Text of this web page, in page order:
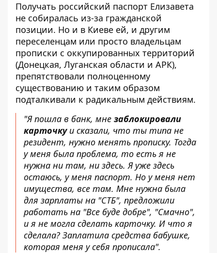
Получать российский паспорт Елизавета
не собиралась из-за гражданской
позиции. Но и в Киеве ей, и другим
переселенцам или просто владельцам
прописки с оккупированных территорий
(Донецкая, Луганская области и АРК),
препятствовали полноценному
существованию и таким образом
подталкивали к радикальным действиям.
"Я пошла в банк, мне заблокировали
карточкуи сказали, что ты типа не
резидент, нужно менять прописку. Тогда
у меня была проблема, то есть я не
нужна ни там, ни здесь. Я уже здесь
остаюсь, у меня паспорт. Но у меня нет
имущества, все там. Мне нужна была
для зарплаты на "СТБ", предложили
работать на "Все буде добре", "Смачно",
и я не могла сделать карточку. И что я
сделала? Заплатила средства бабушке,
которая меня у себя прописала".